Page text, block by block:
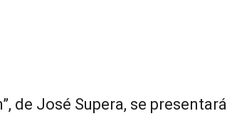
de José Supera, se presentará